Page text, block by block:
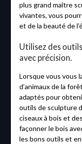
plus grand maître
vivantes, vous
et de la beauté de
Utilisez des
avec précision.
Lorsque vous vous
d’animaux de la
adaptés pour
outils de sculpture
ciseaux à bois et
façonner le bois
les bons outils et